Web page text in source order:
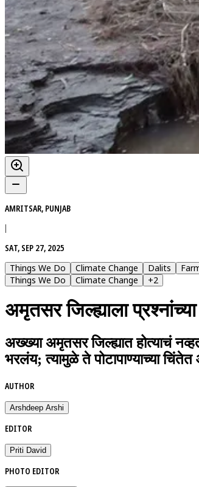
AMRITSAR, PUNJAB
|
SAT, SEP 27, 2025
Things We Do
Climate Change Dalits
Things We Do
Climate Change +2
अमृतसर जिल्ह्याला प्रश्नांच्या
अख्ख्या अमृतसर जिल्ह्यात होत्याचं
भरलंय; त्यामुळे ते पोटापाण्याच्या
AUTHOR
Arshdeep Arshi
EDITOR
Priti David
PHOTO EDITOR